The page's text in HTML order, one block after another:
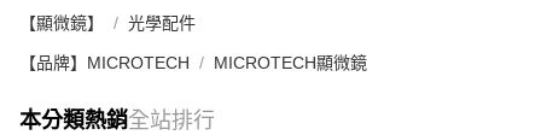
【顯微鏡】 光學配件
【品牌】MICROTECH MICROTECH顯微鏡
本分類熱銷全站排行